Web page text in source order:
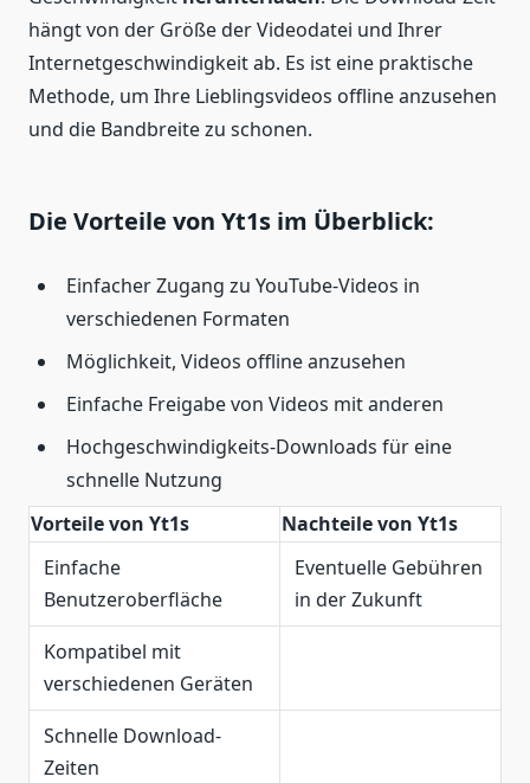
hängt von der Größe der Videodatei und Ihrer
Internetgeschwindigkeit ab. Es ist eine praktische
Methode, um Ihre Lieblingsvideos offline anzusehen
und die Bandbreite zu schonen.
Die Vorteile von Yt1s im Überblick:
Einfacher Zugang zu YouTube-Videos in
verschiedenen Formaten
Möglichkeit, Videos offline anzusehen
Einfache Freigabe von Videos mit anderen
Hochgeschwindigkeits-Downloads für eine
schnelle Nutzung
Vorteile von Yt1s
Nachteile von Yt1s
Einfache
Benutzeroberfläche
Eventuelle Gebühren
in der Zukunft
Kompatibel mit
verschiedenen Geräten
Schnelle Download-
Zeiten